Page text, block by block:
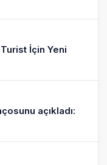
İçin Yeni
açıkladı: